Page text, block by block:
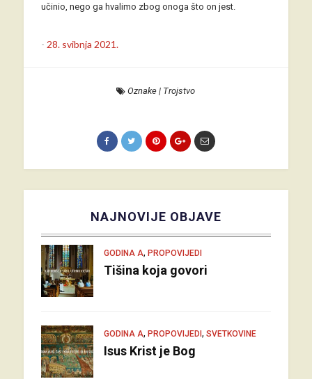
učinio, nego ga hvalimo zbog onoga što on jest.
- 28. svibnja 2021.
Oznake | Trojstvo
NAJNOVIJE OBJAVE
GODINA A, PROPOVIJEDI
Tišina koja govori
GODINA A, PROPOVIJEDI, SVETKOVINE
Isus Krist je Bog